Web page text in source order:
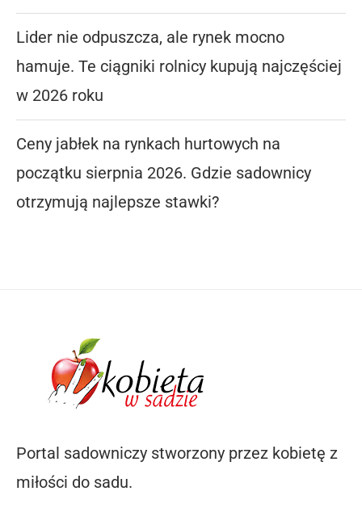
Lider nie odpuszcza, ale rynek mocno
hamuje. Te ciągniki rolnicy kupują najczęściej
w 2026 roku
Ceny jabłek na rynkach hurtowych na
początku sierpnia 2026. Gdzie sadownicy
otrzymują najlepsze stawki?
Portal sadowniczy stworzony przez kobietę z
miłości do sadu.